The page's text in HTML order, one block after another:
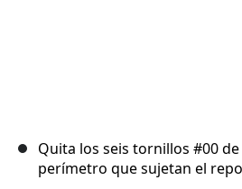
Quita los seis tornillos #00
perímetro que sujetan el